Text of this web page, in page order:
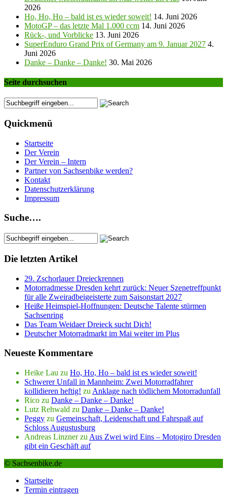
2026
Ho, Ho, Ho – bald ist es wieder soweit! 14. Juni 2026
MotoGP – das letzte Mal 1.000 ccm 14. Juni 2026
Rück-, und Vorblicke 13. Juni 2026
SuperEnduro Grand Prix of Germany am 9. Januar 2027 4.
Juni 2026
Danke – Danke – Danke! 30. Mai 2026
Seite durchsuchen
Quickmenü
Startseite
Der Verein
Der Verein – Intern
Partner von Sachsenbike werden?
Kontakt
Datenschutzerklärung
Impressum
Suche….
Die letzten Artikel
29. Zschorlauer Dreieckrennen
Motorradmesse Dresden kehrt zurück: Neuer Szenetreffpunkt
für alle Zweiradbeigeisterte zum Saisonstart 2027
Heiße Heimspiel-Hoffnungen: Deutsche Talente stürmen
Sachsenring
Das Team Weidaer Dreieck sucht Dich!
Deutscher Motorradmarkt im Mai weiter im Plus
Neueste Kommentare
Heike Lau zu Ho, Ho, Ho – bald ist es wieder soweit!
Schwerer Unfall in Mannheim: Zwei Motorradfahrer
kollidieren heftig! zu Anklage nach tödlichem Motorradunfall
Rico zu Danke – Danke – Danke!
Lutz Rehwald zu Danke – Danke – Danke!
Peggy zu Gemeinschaft, Leidenschaft und Fahrspaß auf
Schloss Augustusburg
Andreas Linznerzu Aus Zwei wird Eins – Motogiro Dresden
gibt ein Geschäft auf
© Sachsenbike.de
Startseite
Termin eintragen